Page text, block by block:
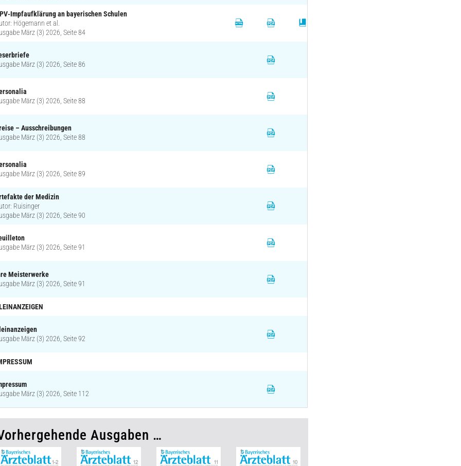
Impfaufklärung an bayerischen Schulen
Högemann et al.
März (3) 2026, Seite 84
März (3) 2026, Seite 86
März (3) 2026, Seite 88
– Ausschreibungen
März (3) 2026, Seite 88
März (3) 2026, Seite 89
der Medizin
Ruisinger
März (3) 2026, Seite 90
März (3) 2026, Seite 91
Meisterwerke
März (3) 2026, Seite 91
März (3) 2026, Seite 92
März (3) 2026, Seite 112
Ausgaben …